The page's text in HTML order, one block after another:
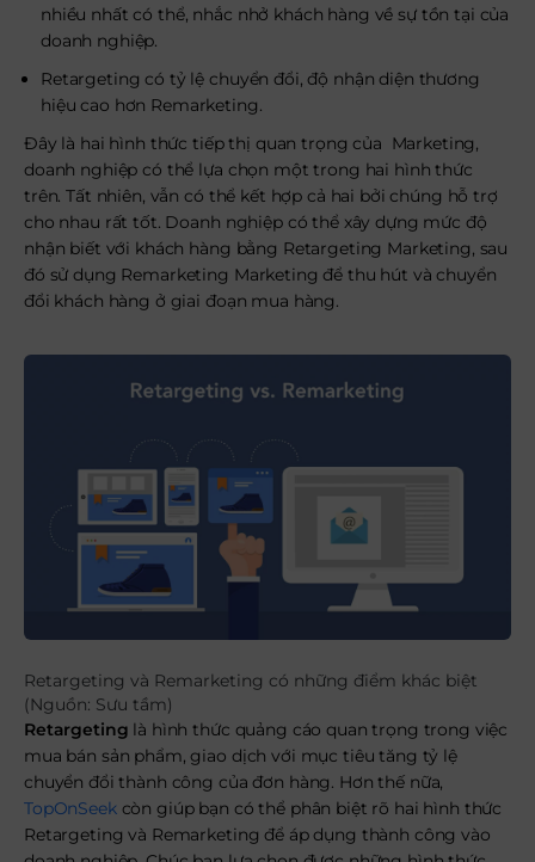
nhiều nhất có thể, nhắc nhở khách hàng về sự tồn tại của
doanh nghiệp.
Retargeting có tỷ lệ chuyển đổi, độ nhận diện thương
hiệu cao hơn Remarketing.
Đây là hai hình thức tiếp thị quan trọng của Marketing,
doanh nghiệp có thể lựa chọn một trong hai hình thức
trên. Tất nhiên, vẫn có thể kết hợp cả hai bởi chúng hỗ trợ
cho nhau rất tốt. Doanh nghiệp có thể xây dựng mức độ
nhận biết với khách hàng bằng Retargeting Marketing, sau
đó sử dụng Remarketing Marketing để thu hút và chuyển
đổi khách hàng ở giai đoạn mua hàng.
Retargeting và Remarketing có những điểm khác biệt
(Nguồn: Sưu tầm)
Retargeting là hình thức quảng cáo quan trọng trong việc
mua bán sản phẩm, giao dịch với mục tiêu tăng tỷ lệ
chuyển đổi thành công của đơn hàng. Hơn thế nữa,
TopOnSeekcòn giúp bạn có thể phân biệt rõ hai hình thức
Retargeting và Remarketing để áp dụng thành công vào